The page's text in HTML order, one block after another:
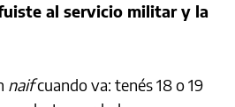
al servicio militar y la
naifcuando va: tenés 18 o 19